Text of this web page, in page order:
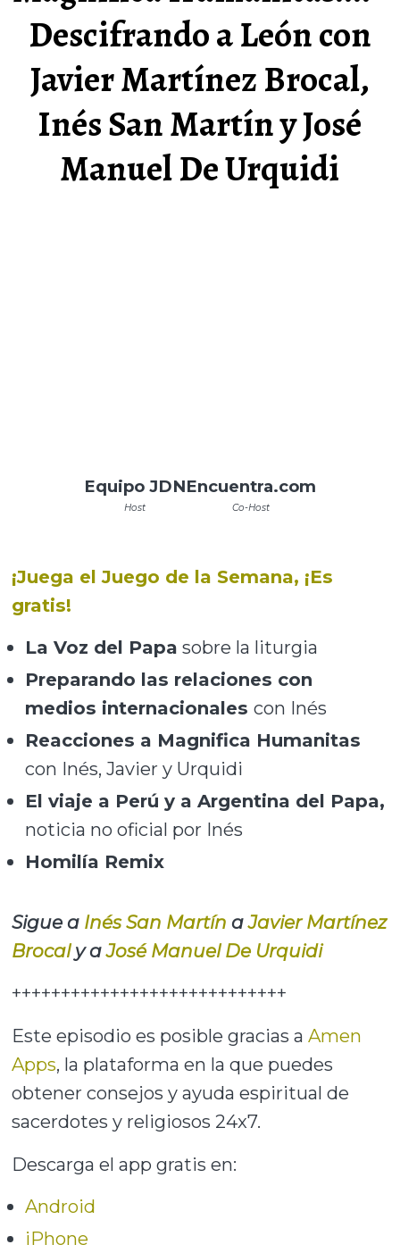
Descifrando a León con
Javier Martínez Brocal,
Inés San Martín y José
Manuel De Urquidi
Equipo JDN
Host
Encuentra.com
Co-Host
¡Juega el Juego de la Semana, ¡Es
gratis!
La Voz del Papa sobre la liturgia
Preparando las relaciones con
medios internacionalescon Inés
Reacciones a Magnifica Humanitas
con Inés, Javier y Urquidi
El viaje a Perú y a Argentina del Papa,
noticia no oficial por Inés
Homilía Remix
Sigue a Inés San Martín aJavier Martínez
Brocaly aJosé Manuel De Urquidi
++++++++++++++++++++++++++++
Este episodio es posible gracias aAmen
Apps, la plataforma en la que puedes
obtener consejos y ayuda espiritual de
sacerdotes y religiosos 24x7.
Descarga el app gratis en:
Android
iPhone